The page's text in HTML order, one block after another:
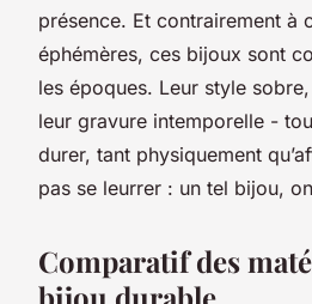
présence. Et contrairement à
éphémères, ces bijoux sont
les époques. Leur style
leur gravure intemporelle -
durer, tant physiquement
pas se leurrer : un tel bijou,
Comparatif des